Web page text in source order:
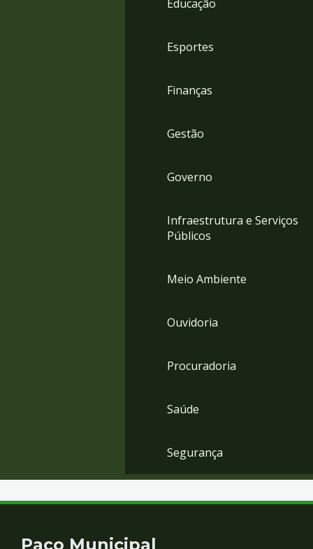
Educação
Esportes
Finanças
Gestão
Governo
Infraestrutura e Serviços
Públicos
Meio Ambiente
Ouvidoria
Procuradoria
Saúde
Segurança
Paço Municipal